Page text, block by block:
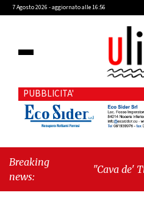
7 Agosto 2026 - aggiornato alle 16:56
PUBBLICITA'
Breaking
news:
"Cava de'